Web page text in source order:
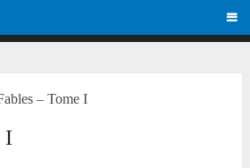
– Tome I
I